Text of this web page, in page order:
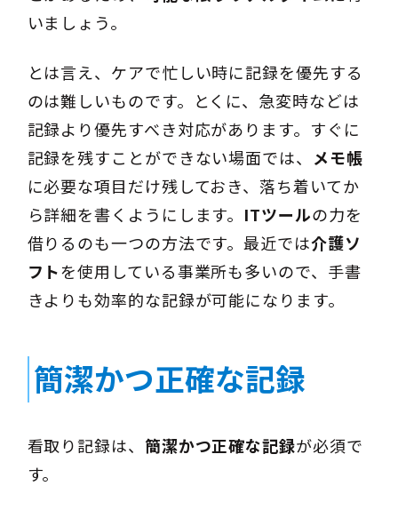
いましょう。
とは言え、ケアで忙しい時に記録を優先する
のは難しいものです。とくに、急変時などは
記録より優先すべき対応があります。すぐに
記録を残すことができない場面では、 メモ帳
に必要な項目だけ残しておき、落ち着いてか
ら詳細を書くようにします。 ITツールの力を
借りるのも一つの方法です。最近では介護ソ
フトを使用している事業所も多いので、手書
きよりも効率的な記録が可能になります。
簡潔かつ正確な記録
看取り記録は、 簡潔かつ正確な記録が必須で
す。